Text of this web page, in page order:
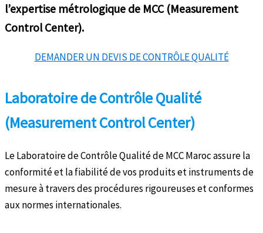
l’expertise métrologique de MCC (Measurement
Control Center).
DEMANDER UN DEVIS DE CONTRÔLE QUALITÉ
Laboratoire de Contrôle Qualité
(Measurement Control Center)
Le Laboratoire de Contrôle Qualité de MCC Maroc assure la
conformité et la fiabilité de vos produits et instruments de
mesure à travers des procédures rigoureuses et conformes
aux normes internationales.